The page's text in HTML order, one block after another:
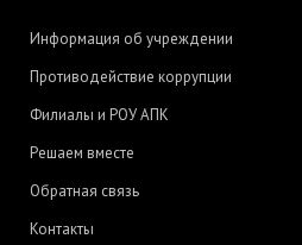
Информация об учреждении
Противодействие коррупции
Филиалы и РОУ АПК
Решаем вместе
Обратная связь
Контакты